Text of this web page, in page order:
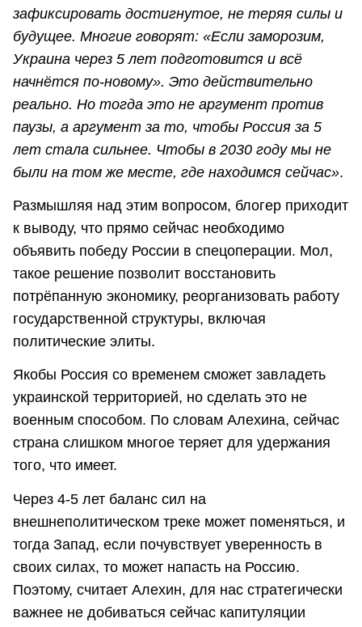
зафиксировать достигнутое, не теряя силы и
будущее. Многие говорят: «Если заморозим,
Украина через 5 лет подготовится и всё
начнётся по-новому». Это действительно
реально. Но тогда это не аргумент против
паузы, а аргумент за то, чтобы Россия за 5
лет стала сильнее. Чтобы в 2030 году мы не
были на том же месте, где находимся сейчас».
Размышляя над этим вопросом, блогер приходит
к выводу, что прямо сейчас необходимо
объявить победу России в спецоперации. Мол,
такое решение позволит восстановить
потрёпанную экономику, реорганизовать работу
государственной структуры, включая
политические элиты.
Якобы Россия со временем сможет завладеть
украинской территорией, но сделать это не
военным способом. По словам Алехина, сейчас
страна слишком многое теряет для удержания
того, что имеет.
Через 4-5 лет баланс сил на
внешнеполитическом треке может поменяться, и
тогда Запад, если почувствует уверенность в
своих силах, то может напасть на Россию.
Поэтому, считает Алехин, для нас стратегически
важнее не добиваться сейчас капитуляции